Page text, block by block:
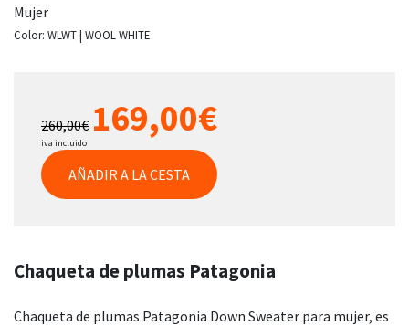
Mujer
Color: WLWT | WOOL WHITE
260,00€ 169,00€
iva incluido
AÑADIR A LA CESTA
Chaqueta de plumas Patagonia
Chaqueta de plumas Patagonia Down Sweater para mujer, es